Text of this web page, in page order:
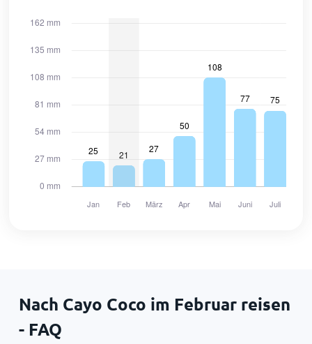
Nach Cayo Coco im Februar reisen
- FAQ